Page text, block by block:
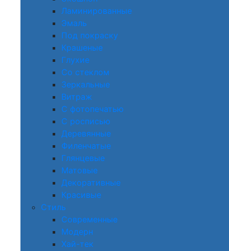
Ламинированные
Эмаль
Под покраску
Крашеные
Глухие
Со стеклом
Зеркальные
Витраж
С фотопечатью
С росписью
Деревянные
Филенчатые
Глянцевые
Матовые
Декоративные
Красивые
Стиль
Современные
Модерн
Хай-тек